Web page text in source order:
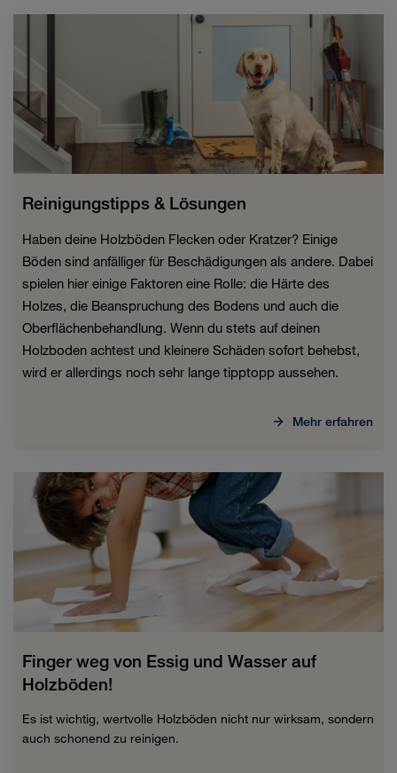
Reinigungstipps & Lösungen
Haben deine Holzböden Flecken oder Kratzer? Einige
Böden sind anfälliger für Beschädigungen als andere. Dabei
spielen hier einige Faktoren eine Rolle: die Härte des
Holzes, die Beanspruchung des Bodens und auch die
Oberflächenbehandlung. Wenn du stets auf deinen
Holzboden achtest und kleinere Schäden sofort behebst,
wird er allerdings noch sehr lange tipptopp aussehen.
Mehr erfahren
Finger weg von Essig und Wasser auf
Holzböden!
Es ist wichtig, wertvolle Holzböden nicht nur wirksam, sondern
auch schonend zu reinigen.